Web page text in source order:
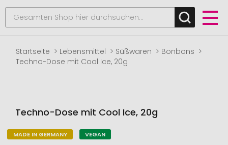
Startseite Lebensmittel Süßwaren
Bonbons
Techno-Dose mit Cool Ice, 20g
Techno-Dose mit Cool Ice, 20g
Zum
MADE IN GERMANY VEGAN